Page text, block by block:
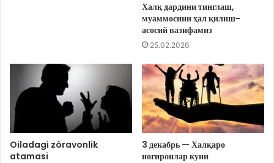
Халқ дардини тинглаш,
муаммосини ҳал қилиш-
асосий вазифамиз
25.02.2026
Oiladagi zòravonlik
atamasi
3 декабрь — Халқаро
ногиронлар куни